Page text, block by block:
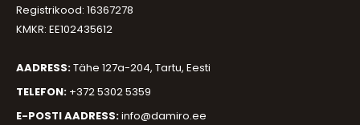
Registrikood: 16367278
KMKR: EE102435612
AADRESS:Tähe 127a-204, Tartu, Eesti
TELEFON: +372 5302 5359
E-POSTI AADRESS:info@damiro.ee